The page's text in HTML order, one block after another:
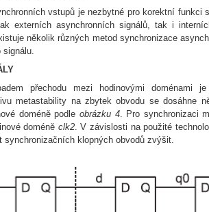
vstupů je nezbytné pro korektní funkci
externích asynchronních signálů, tak i
několik různých metod synchronizace
přechodu mezi hodinovými doménami
metastability na zbytek obvodu se dosáhne
doméně podle obrázku 4. Pro synchronizaci
doméně clk2. V závislosti na použité
synchronizačních klopných obvodů zvýšit.